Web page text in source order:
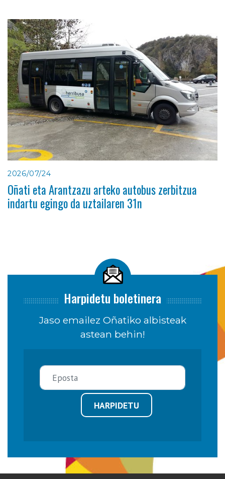
2026/07/24
Oñati eta Arantzazu arteko autobus zerbitzua
indartu egingo da uztailaren 31n
Harpidetu boletinera
Jaso emailez Oñatiko albisteak
astean behin!
HARPIDETU